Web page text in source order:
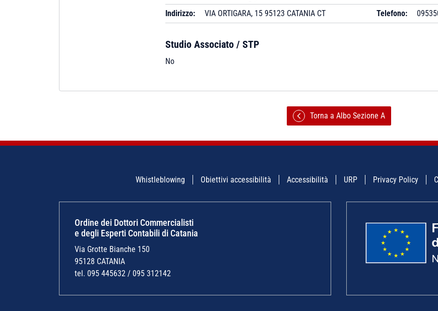
Indirizzo:
VIA ORTIGARA, 15 95123 CATANIA CT Telefono:
Studio Associato / STP
No
Torna a Albo Sezione A
Whistleblowing Obiettivi accessibilità Accessibilità URP Privacy Policy
Ordine dei Dottori Commercialisti
e degli Esperti Contabili di Catania
Via Grotte Bianche 150
95128 CATANIA
tel. 095 445632 / 095 312142